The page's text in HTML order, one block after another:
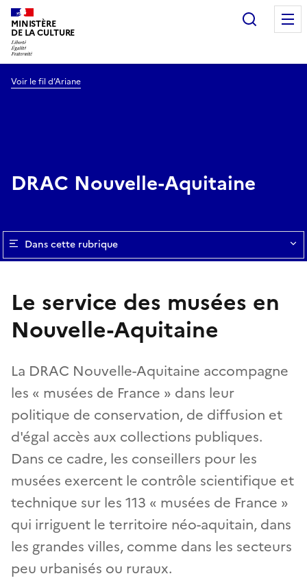
MINISTÈRE
DE LA CULTURE
Voir le fil d’Ariane
DRAC Nouvelle-Aquitaine
Dans cette rubrique
Le service des musées en
Nouvelle-Aquitaine
La DRAC Nouvelle-Aquitaine accompagne
les « musées de France » dans leur
politique de conservation, de diffusion et
d'égal accès aux collections publiques.
Dans ce cadre, les conseillers pour les
musées exercent le contrôle scientifique et
technique sur les 113 « musées de France »
qui irriguent le territoire néo-aquitain, dans
les grandes villes, comme dans les secteurs
peu urbanisés ou ruraux.